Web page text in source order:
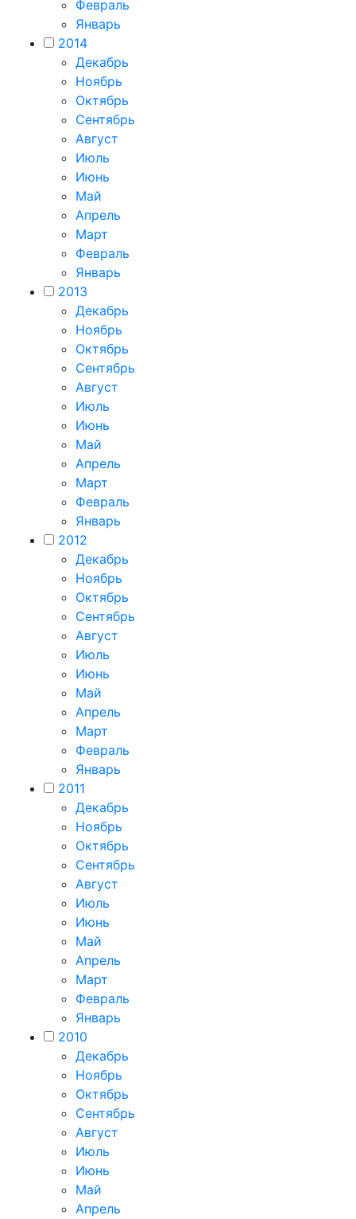
Февраль
Январь
2014
Декабрь
Ноябрь
Октябрь
Сентябрь
Август
Июль
Июнь
Май
Апрель
Март
Февраль
Январь
2013
Декабрь
Ноябрь
Октябрь
Сентябрь
Август
Июль
Июнь
Май
Апрель
Март
Февраль
Январь
2012
Декабрь
Ноябрь
Октябрь
Сентябрь
Август
Июль
Июнь
Май
Апрель
Март
Февраль
Январь
2011
Декабрь
Ноябрь
Октябрь
Сентябрь
Август
Июль
Июнь
Май
Апрель
Март
Февраль
Январь
2010
Декабрь
Ноябрь
Октябрь
Сентябрь
Август
Июль
Июнь
Май
Апрель